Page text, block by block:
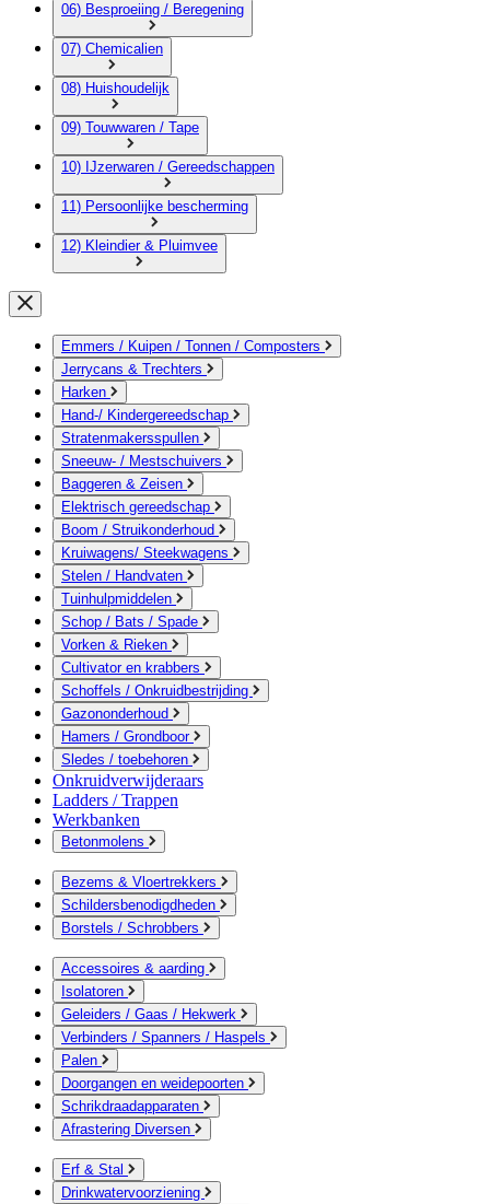
06) Besproeiing / Beregening
07) Chemicalien
08) Huishoudelijk
09) Touwwaren / Tape
10) IJzerwaren / Gereedschappen
11) Persoonlijke bescherming
12) Kleindier & Pluimvee
Emmers / Kuipen / Tonnen / Composters
Jerrycans & Trechters
Harken
Hand-/ Kindergereedschap
Stratenmakersspullen
Sneeuw- / Mestschuivers
Baggeren & Zeisen
Elektrisch gereedschap
Boom / Struikonderhoud
Kruiwagens/ Steekwagens
Stelen / Handvaten
Tuinhulpmiddelen
Schop / Bats / Spade
Vorken & Rieken
Cultivator en krabbers
Schoffels / Onkruidbestrijding
Gazononderhoud
Hamers / Grondboor
Sledes / toebehoren
Onkruidverwijderaars
Ladders / Trappen
Werkbanken
Betonmolens
Bezems & Vloertrekkers
Schildersbenodigdheden
Borstels / Schrobbers
Accessoires & aarding
Isolatoren
Geleiders / Gaas / Hekwerk
Verbinders / Spanners / Haspels
Palen
Doorgangen en weidepoorten
Schrikdraadapparaten
Afrastering Diversen
Erf & Stal
Drinkwatervoorziening